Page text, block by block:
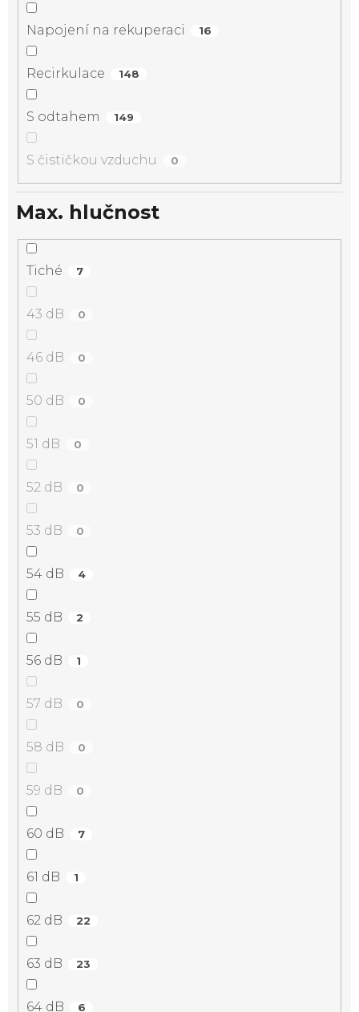
Napojení na rekuperaci 16
Recirkulace 148
S odtahem 149
S čističkou vzduchu 0
Max. hlučnost
Tiché 7
43 dB 0
46 dB 0
50 dB 0
51 dB 0
52 dB 0
53 dB 0
54 dB 4
55 dB 2
56 dB 1
57 dB 0
58 dB 0
59 dB 0
60 dB 7
61 dB 1
62 dB 22
63 dB 23
64 dB 6